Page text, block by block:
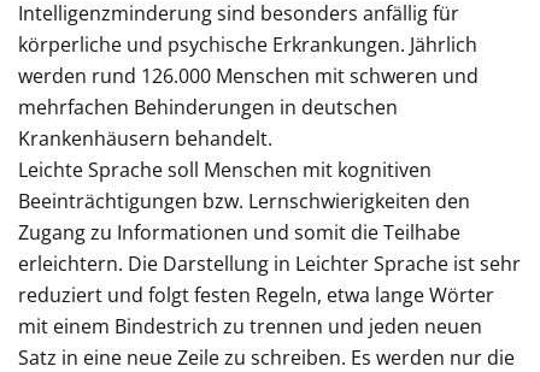
Intelligenzminderung sind besonders anfällig für
körperliche und psychische Erkrankungen. Jährlich
werden rund 126.000 Menschen mit schweren und
mehrfachen Behinderungen in deutschen
Krankenhäusern behandelt.
Leichte Sprache soll Menschen mit kognitiven
Beeinträchtigungen bzw. Lernschwierigkeiten den
Zugang zu Informationen und somit die Teilhabe
erleichtern. Die Darstellung in Leichter Sprache ist sehr
reduziert und folgt festen Regeln, etwa lange Wörter
mit einem Bindestrich zu trennen und jeden neuen
Satz in eine neue Zeile zu schreiben. Es werden nur die